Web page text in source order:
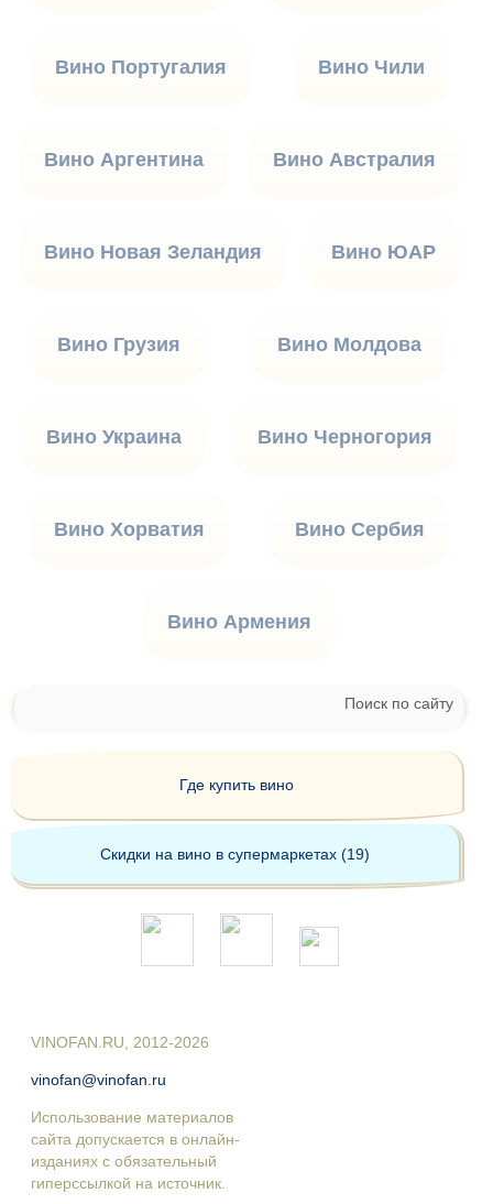
Вино Португалия Вино Чили
Вино Аргентина Вино Австралия
Вино Новая Зеландия Вино ЮАР
Вино Грузия Вино Молдова
Вино Украина Вино Черногория
Вино Хорватия Вино Сербия
Вино Армения
Поиск по сайту
Где купить вино
Скидки на вино в супермаркетах (19)
VINOFAN.RU, 2012-2026
vinofan@vinofan.ru
Использование материалов
сайта допускается в онлайн-
изданиях с обязательный
гиперссылкой на источник.